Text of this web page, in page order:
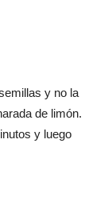
y no la
de limón.
y luego